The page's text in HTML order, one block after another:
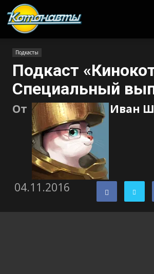
Подкасты
Подкаст
Специальный
От Иван
04.11.2016